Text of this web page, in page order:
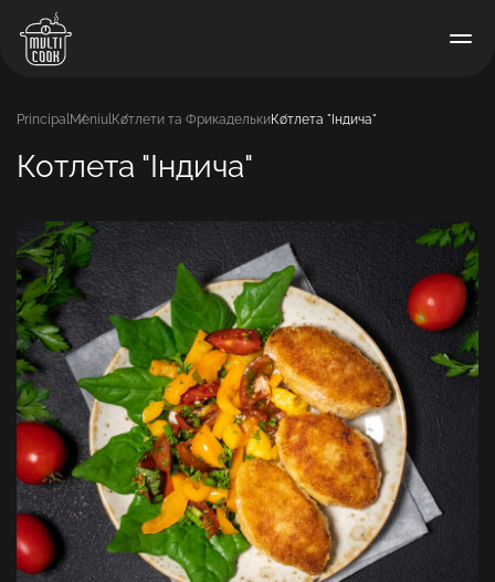
PrincipalMeniulКотлети та ФрикаделькиКотлета "Індича"
Котлета "Індича"